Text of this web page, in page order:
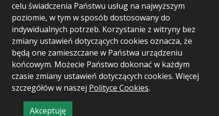
celu świadczenia Państwu usług na najwyższym
poziomie, w tym w sposób dostosowany do
indywidualnych potrzeb. Korzystanie z witryny bez
zmiany ustawień dotyczących cookies oznacza, że
będą one zamieszczane w Państwa urządzeniu
końcowym. Możecie Państwo dokonać w każdym
czasie zmiany ustawień dotyczących cookies. Więcej
szczegółów w naszej Polityce Cookies.
Akceptuję
Statystyki oglądalności
Ostatnio dodane
Polityka prywatności
Wersja systemu: 5.7.0
Ostatnia aktualizacja BIP: 06.08.2026 13:13